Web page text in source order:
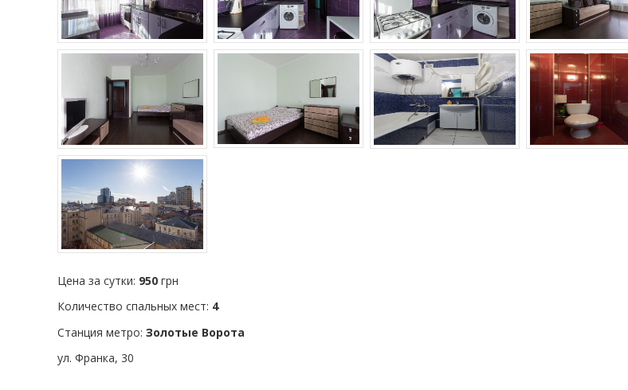
Цена за сутки: 950 грн
Количество спальных мест: 4
Станция метро: Золотые Ворота
ул. Франка, 30